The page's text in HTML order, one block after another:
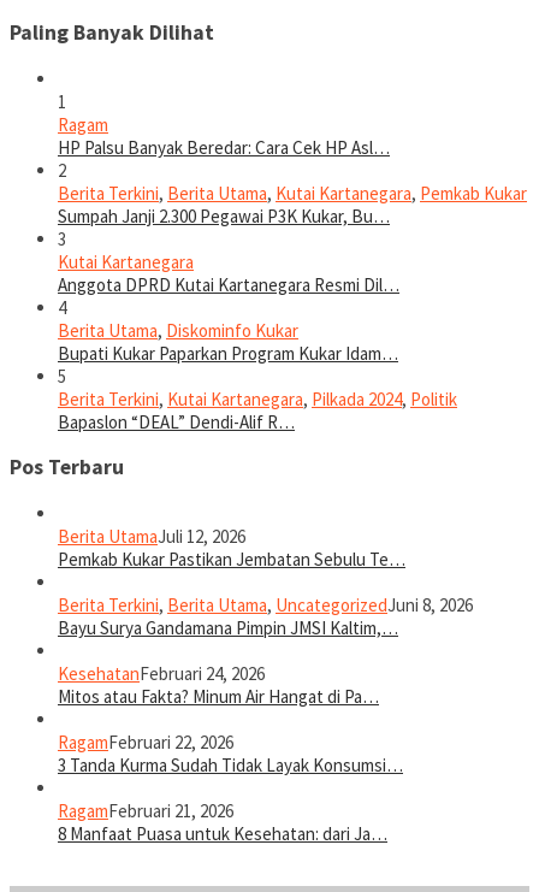
Paling Banyak Dilihat
1
Ragam
HP Palsu Banyak Beredar: Cara Cek HP Asl…
2
Berita Terkini, Berita Utama, Kutai Kartanegara, Pemkab Kukar
Sumpah Janji 2.300 Pegawai P3K Kukar, Bu…
3
Kutai Kartanegara
Anggota DPRD Kutai Kartanegara Resmi Dil…
4
Berita Utama, Diskominfo Kukar
Bupati Kukar Paparkan Program Kukar Idam…
5
Berita Terkini, Kutai Kartanegara, Pilkada 2024, Politik
Bapaslon “DEAL” Dendi-Alif R…
Pos Terbaru
Berita UtamaJuli 12, 2026
Pemkab Kukar Pastikan Jembatan Sebulu Te…
Berita Terkini, Berita Utama, UncategorizedJuni 8, 2026
Bayu Surya Gandamana Pimpin JMSI Kaltim,…
KesehatanFebruari 24, 2026
Mitos atau Fakta? Minum Air Hangat di Pa…
RagamFebruari 22, 2026
3 Tanda Kurma Sudah Tidak Layak Konsumsi…
RagamFebruari 21, 2026
8 Manfaat Puasa untuk Kesehatan: dari Ja…